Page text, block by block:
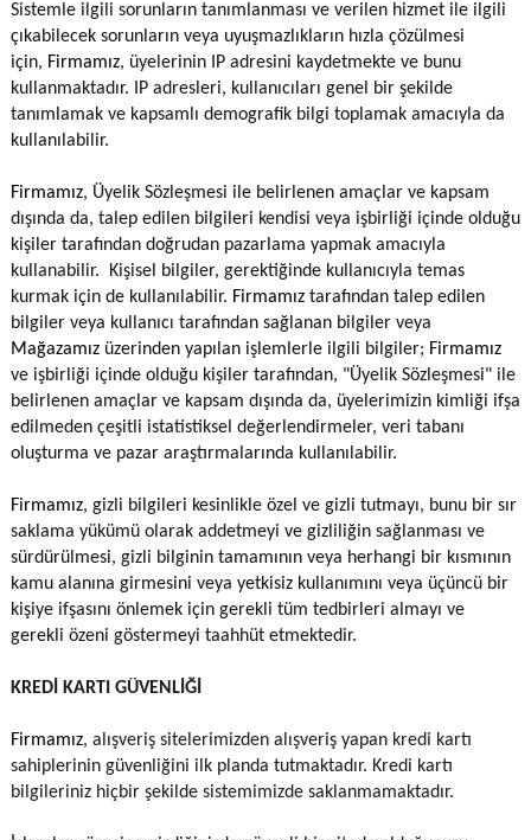
Sistemle ilgili sorunların tanımlanması ve verilen hizmet ile ilgili
çıkabilecek sorunların veya uyuşmazlıkların hızla çözülmesi
için, Firmamız, üyelerinin IP adresini kaydetmekte ve bunu
kullanmaktadır. IP adresleri, kullanıcıları genel bir şekilde
tanımlamak ve kapsamlı demografik bilgi toplamak amacıyla da
kullanılabilir.
Firmamız, Üyelik Sözleşmesi ile belirlenen amaçlar ve kapsam
dışında da, talep edilen bilgileri kendisi veya işbirliği içinde olduğu
kişiler tarafından doğrudan pazarlama yapmak amacıyla
kullanabilir. Kişisel bilgiler, gerektiğinde kullanıcıyla temas
kurmak için de kullanılabilir. Firmamız tarafından talep edilen
bilgiler veya kullanıcı tarafından sağlanan bilgiler veya
Mağazamız üzerinden yapılan işlemlerle ilgili bilgiler; Firmamız
ve işbirliği içinde olduğu kişiler tarafından, "Üyelik Sözleşmesi" ile
belirlenen amaçlar ve kapsam dışında da, üyelerimizin kimliği ifşa
edilmeden çeşitli istatistiksel değerlendirmeler, veri tabanı
oluşturma ve pazar araştırmalarında kullanılabilir.
Firmamız, gizli bilgileri kesinlikle özel ve gizli tutmayı, bunu bir sır
saklama yükümü olarak addetmeyi ve gizliliğin sağlanması ve
sürdürülmesi, gizli bilginin tamamının veya herhangi bir kısmının
kamu alanına girmesini veya yetkisiz kullanımını veya üçüncü bir
kişiye ifşasını önlemek için gerekli tüm tedbirleri almayı ve
gerekli özeni göstermeyi taahhüt etmektedir.
KREDİ KARTI GÜVENLİĞİ
Firmamız, alışveriş sitelerimizden alışveriş yapan kredi kartı
sahiplerinin güvenliğini ilk planda tutmaktadır. Kredi kartı
bilgileriniz hiçbir şekilde sistemimizde saklanmamaktadır.